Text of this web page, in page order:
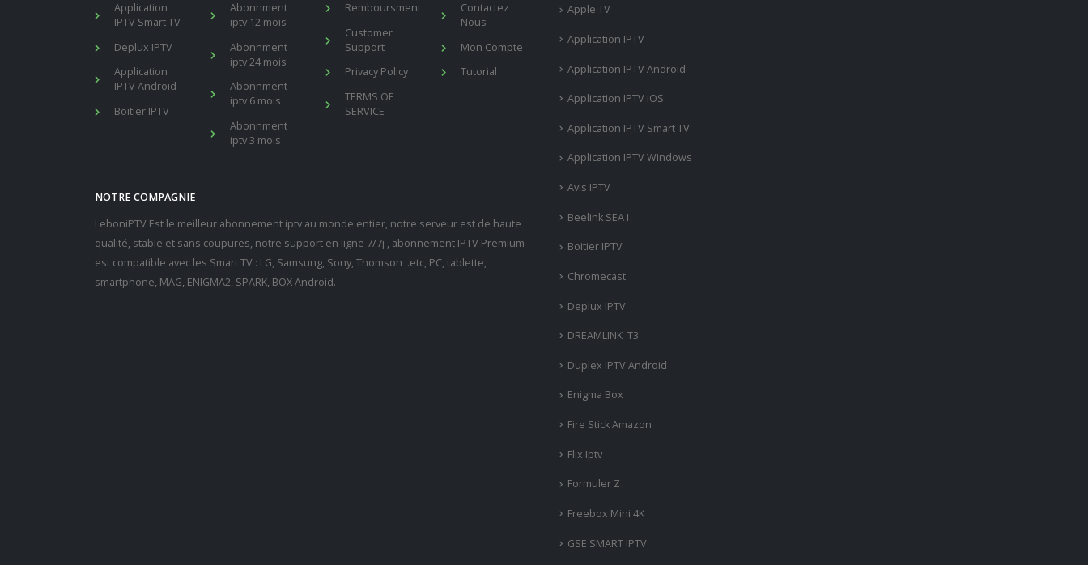
Application
IPTV Smart TV
Deplux IPTV
Application
IPTV Android
Boitier IPTV
Abonnment
iptv 12 mois
Abonnment
iptv 24 mois
Abonnment
iptv 6 mois
Abonnment
iptv 3 mois
Remboursment
Customer
Support
Privacy Policy
TERMS OF
SERVICE
Contactez
Nous
Mon Compte
Tutorial
NOTRE COMPAGNIE
LeboniPTV Est le meilleur abonnement iptv au monde entier, notre serveur est de haute
qualité, stable et sans coupures, notre support en ligne 7/7j , abonnement IPTV Premium
est compatible avec les Smart TV : LG, Samsung, Sony, Thomson ..etc, PC, tablette,
smartphone, MAG, ENIGMA2, SPARK, BOX Android.
Apple TV
Application IPTV
Application IPTV Android
Application IPTV iOS
Application IPTV Smart TV
Application IPTV Windows
Avis IPTV
Beelink SEA I
Boitier IPTV
Chromecast
Deplux IPTV
DREAMLINK T3
Duplex IPTV Android
Enigma Box
Fire Stick Amazon
Flix Iptv
Formuler Z
Freebox Mini 4K
‎GSE SMART IPTV